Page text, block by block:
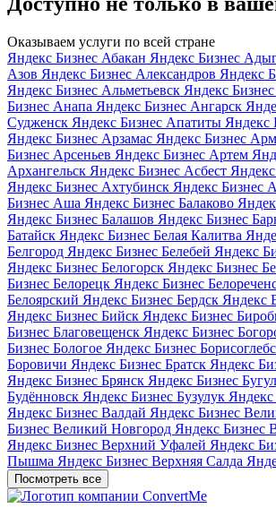
Оказываем услуги по всей стране
Яндекс Бизнес Абакан Яндекс Бизнес
Азов Яндекс Бизнес Александров Яндекс
Яндекс Бизнес Альметьевск Яндекс
Бизнес Анапа Яндекс Бизнес Ангарск
Судженск Яндекс Бизнес Апатиты Яндекс
Яндекс Бизнес Арзамас Яндекс Бизнес
Бизнес Арсеньев Яндекс Бизнес Артем
Архангельск Яндекс Бизнес Асбест
Яндекс Бизнес Ахтубинск Яндекс Бизнес
Бизнес Аша Яндекс Бизнес Балаково
Яндекс Бизнес Балашов Яндекс Бизнес
Батайск Яндекс Бизнес Белая Калитва
Белгород Яндекс Бизнес Белебей Яндекс
Яндекс Бизнес Белогорск Яндекс Бизнес
Бизнес Белорецк Яндекс Бизнес
Белоярский Яндекс Бизнес Бердск Яндекс
Яндекс Бизнес Бийск Яндекс Бизнес
Бизнес Благовещенск Яндекс Бизнес
Бизнес Бологое Яндекс Бизнес
Боровичи Яндекс Бизнес Братск Яндекс
Яндекс Бизнес Брянск Яндекс Бизнес
Будённовск Яндекс Бизнес Бузулук Яндекс
Яндекс Бизнес Валдай Яндекс Бизнес
Бизнес Великий Новгород Яндекс Бизнес
Яндекс Бизнес Верхний Уфалей Яндекс
Пышма Яндекс Бизнес Верхняя Салда
Посмотреть все